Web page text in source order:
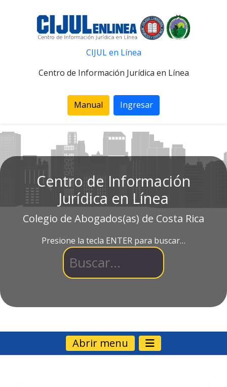
CIJUL en Línea
Centro de Información Jurídica en Línea
Manual Ingresar
Centro de Información
Jurídica en Línea
Colegio de Abogados(as) de Costa Rica
Presione la tecla ENTER para buscar…
Abrir menu